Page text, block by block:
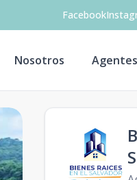
Facebook
Nosotros Agentes